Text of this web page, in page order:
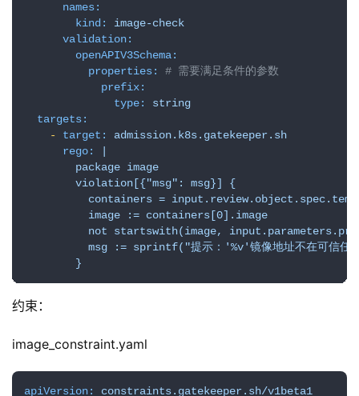
names:
kind:
image-check
validation:
openAPIV3Schema:
properties:
# 需要满足条件的参数
prefix:
type:
string
targets:
-
target:
admission.k8s.gatekeeper.sh
rego:
        package image
        violation[{"msg": msg}] {
containers =
          image := containers[0].image
not startswith(image,
msg := sprintf("提示：'%v'镜像地址不在可信任
        }
约束：
image_constraint.yaml
apiVersion:
constraints.gatekeeper.sh/v1beta1